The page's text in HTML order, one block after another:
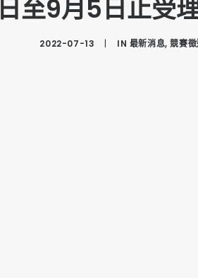
日至9月5日止受
2022-07-13 | IN 最新消息,競賽